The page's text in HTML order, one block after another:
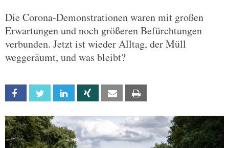
Die Corona-Demonstrationen waren mit großen
Erwartungen und noch größeren Befürchtungen
verbunden. Jetzt ist wieder Alltag, der Müll
weggeräumt, und was bleibt?
Facebook Twitter Linkedin Xing Email